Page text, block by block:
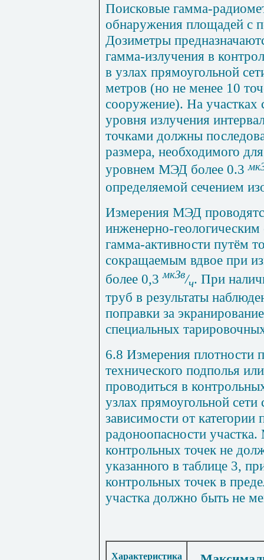
Поисковые гамма-
обнаружения площадей
Дозиметры
гамма-излучения в
в узлах прямоугольной
метров (но не менее 10
сооружение). На
уровня излучения
точками должны
размера, необходимого
уровнем МЭД более 0.3
определяемой сечением
Измерения МЭД
инженерно-
гамма-активности путём
сокращаемым вдвое при
более 0,3мкЗв/ч. При
труб в результаты
поправки за
специальных
6.8 Измерения плотности
технического подполья
проводиться в
узлах прямоугольной
зависимости от категории
радоноопасности
контрольных точек не
указанного в таблице 3,
контрольных точек в
участка должно быть не
Характеристика